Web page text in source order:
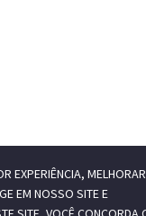
EXPERIÊNCIA,
EM NOSSO SITE E